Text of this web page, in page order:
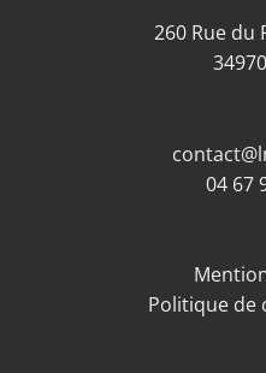
260 Rue du
04 67
Politique de